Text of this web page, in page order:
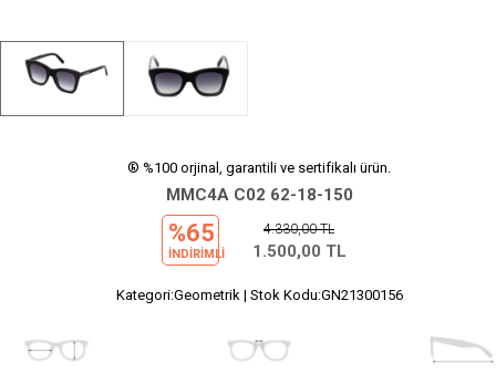
® %100 orjinal, garantili ve sertifikalı ürün.
MMC4A C02 62-18-150
%65
INDIRIMLI
4.330,00TL
1.500,00 TL
Kategori:Geometrik | Stok Kodu:GN21300156